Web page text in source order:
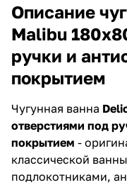
Описание
Malibu
ручки и
покрытием
Чугунная ванна
отверстиями под
покрытием -
классической
подлокотниками,